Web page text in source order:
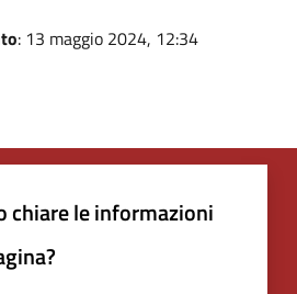
: 13 maggio 2024, 12:34
chiare le informazioni